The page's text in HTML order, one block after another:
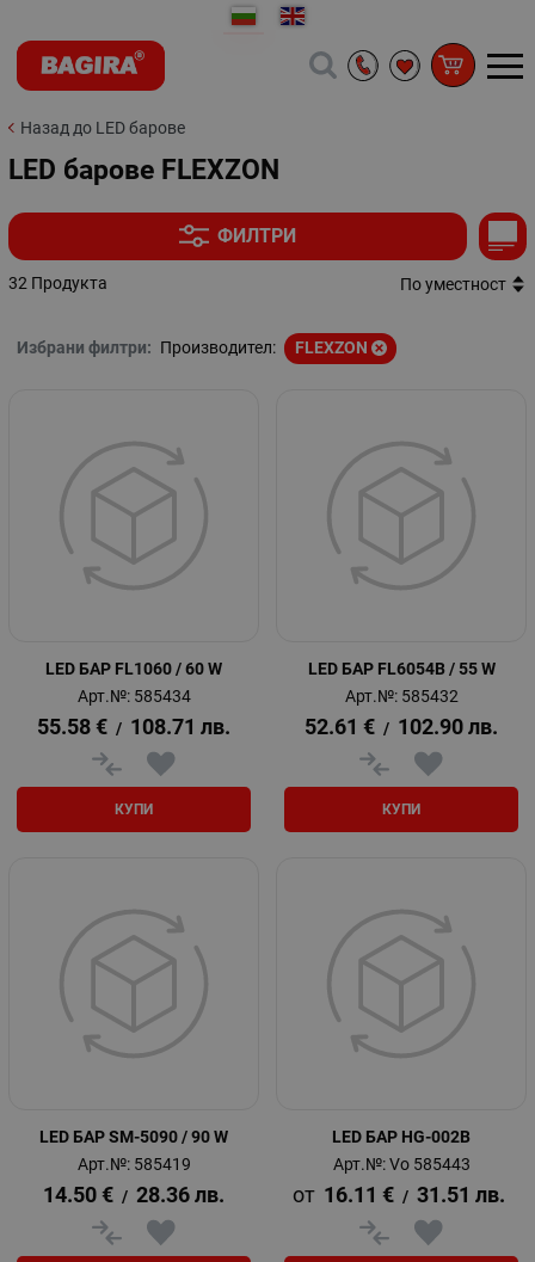
Назад до LED барове
LED барове FLEXZON
ФИЛТРИ
32 Продукта По уместност
Избрани филтри: Производител: FLEXZON
LED БАР FL1060 / 60 W
Арт.№: 585434
55.58 € / 108.71 лв.
КУПИ
LED БАР FL6054B / 55 W
Арт.№: 585432
52.61 € / 102.90 лв.
КУПИ
LED БАР SM-5090 / 90 W
Арт.№: 585419
14.50 € / 28.36 лв.
LED БАР HG-002B
Арт.№: Vo 585443
16.11 € / 31.51 лв.